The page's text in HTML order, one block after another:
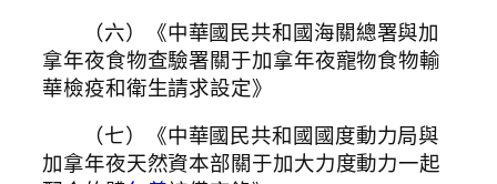
（六）《中華國民共和國海關總署與加
拿年夜食物查驗署關于加拿年夜寵物食物輸
華檢疫和衛生請求設定》
（七）《中華國民共和國國度動力局與
加拿年夜天然資本部關于加大力度動力一起